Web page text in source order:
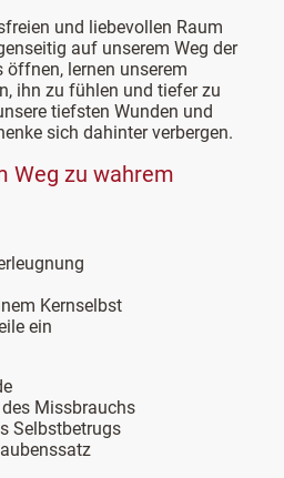
und liebevollen Raum
auf unserem Weg der
öffnen, lernen unserem
ihn zu fühlen und tiefer zu
tiefsten Wunden und
sich dahinter verbergen.
Weg zu wahrem
Kernselbst
ein
Missbrauchs
Selbstbetrugs